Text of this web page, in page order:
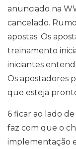
anunciado na
cancelado.
apostas. Os
treinamento
iniciantes
Os apostadores
que esteja
6 ficar ao lado
faz com que o
implementação